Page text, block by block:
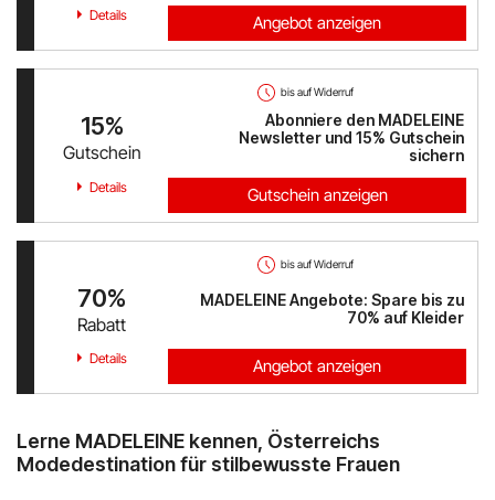
Details Angebot anzeigen
bis auf Widerruf
15%
Gutschein
Abonniere den MADELEINE
Newsletter und 15% Gutschein
sichern
Details Gutschein anzeigen
bis auf Widerruf
70%
Rabatt
MADELEINE Angebote: Spare bis zu
70% auf Kleider
Details Angebot anzeigen
Lerne MADELEINE kennen, Österreichs
Modedestination für stilbewusste Frauen